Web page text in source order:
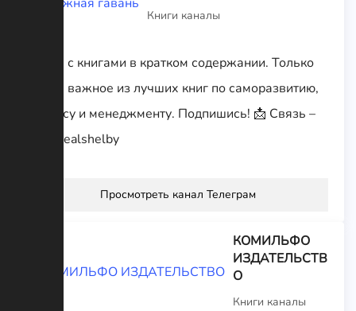
Книги каналы
Канал с книгами в кратком содержании. Только
самое важное из лучших книг по саморазвитию,
бизнесу и менеджменту. Подпишись! 📩 Связь –
@therealshelby
Просмотреть канал Телеграм
КОМИЛЬФО
ИЗДАТЕЛЬСТВ
О
Книги каналы